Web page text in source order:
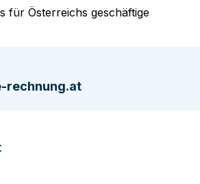
für Österreichs geschäftige
rechnung.at